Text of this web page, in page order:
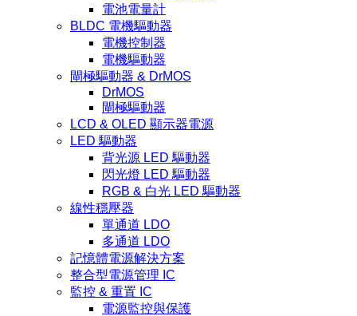
電池電量計
BLDC 電機驅動器
電機控制器
電機驅動器
閘極驅動器 & DrMOS
DrMOS
閘極驅動器
LCD & OLED 顯示器電源
LED 驅動器
背光源 LED 驅動器
閃光燈 LED 驅動器
RGB & 白光 LED 驅動器
線性穩壓器
單通道 LDO
多通道 LDO
記憶體電源解決方案
整合型電源管理 IC
監控 & 重置 IC
電源監控與保護